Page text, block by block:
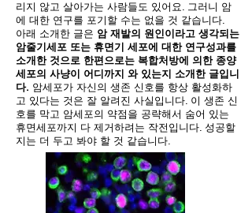
리지 않고 살아가는 사람들도 있어요. 그러니 암
에 대한 연구를 포기할 수는 없을 것 같습니다.
아래 소개한 글은 암 재발의 원인이라고 생각되는
암줄기세포 또는 휴면기 세포에 대한 연구성과를
소개한 것으로 한편으로는 복합처방에 의한 종양
세포의 사냥이 어디까지 와 있는지 소개한 글입니
다. 암세포가 자신의 생존 신호를 항상 활성화하
고 있다는 것은 잘 알려진 사실입니다. 이 생존 신
호를 막고 암세포의 약점을 공략해서 숨어 있는
휴면세포까지 다 제거하려는 작전입니다. 성공할
지는 더 두고 봐야 할 것 같습니다.